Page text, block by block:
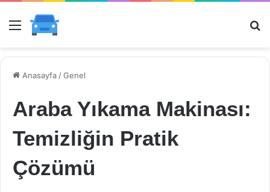
Menü
Anasayfa /Genel
Araba Yıkama Makinası:
Temizliğin Pratik
Çözümü